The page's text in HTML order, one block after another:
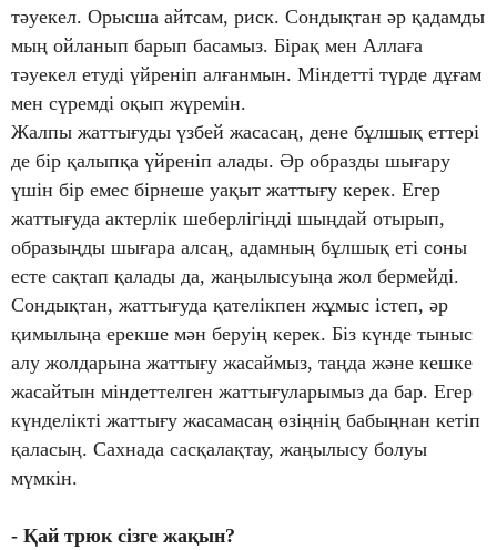
тәуекел. Орысша айтсам, риск. Сондықтан әр қадамды
мың ойланып барып басамыз. Бірақ мен Аллаға
тәуекел етуді үйреніп алғанмын. Міндетті түрде дұғам
мен сүремді оқып жүремін.
Жалпы жаттығуды үзбей жасасаң, дене бұлшық еттері
де бір қалыпқа үйреніп алады. Әр образды шығару
үшін бір емес бірнеше уақыт жаттығу керек. Егер
жаттығуда актерлік шеберлігіңді шыңдай отырып,
образыңды шығара алсаң, адамның бұлшық еті соны
есте сақтап қалады да, жаңылысуыңа жол бермейді.
Сондықтан, жаттығуда қателікпен жұмыс істеп, әр
қимылыңа ерекше мән беруің керек. Біз күнде тыныс
алу жолдарына жаттығу жасаймыз, таңда және кешке
жасайтын міндеттелген жаттығуларымыз да бар. Егер
күнделікті жаттығу жасамасаң өзіңнің бабыңнан кетіп
қаласың. Сахнада сасқалақтау, жаңылысу болуы
мүмкін.
- Қай трюк сізге жақын?